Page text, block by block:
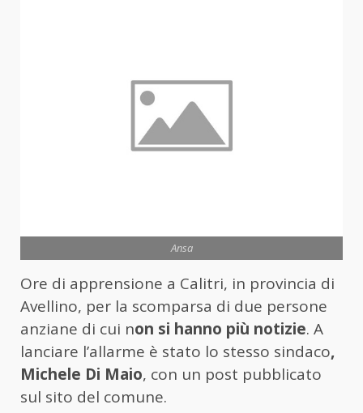
Ansa
Ore di apprensione a Calitri, in provincia di
Avellino, per la scomparsa di due persone
anziane di cui non si hanno più notizie. A
lanciare l’allarme è stato lo stesso sindaco,
Michele Di Maio, con un post pubblicato
sul sito del comune.